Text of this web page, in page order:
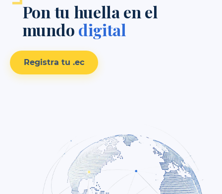
Pon tu huella en el
mundo digital
Registra tu .ec